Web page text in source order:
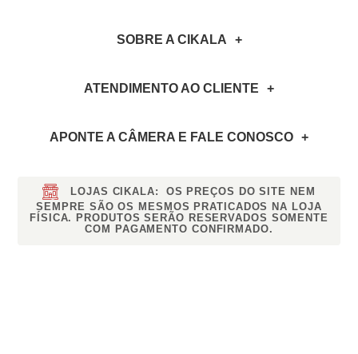
SOBRE A CIKALA
ATENDIMENTO AO CLIENTE
APONTE A CÂMERA E FALE CONOSCO
LOJAS CIKALA:
OS PREÇOS DO SITE NEM
SEMPRE SÃO OS MESMOS PRATICADOS NA LOJA
FÍSICA. PRODUTOS SERÃO RESERVADOS SOMENTE
COM PAGAMENTO CONFIRMADO.